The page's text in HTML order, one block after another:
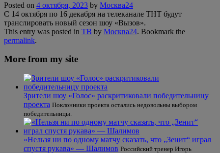
Posted on 4 октября, 2023 by Москва24
С 14 октября по 16 декабря на телеканале ТНТ будут
транслировать новый сезон шоу «Вызов».
This entry was posted in ТВ by Москва24. Bookmark the
permalink.
More from my site
Зрители шоу «Голос» раскритиковали победительницу
проекта Поклонники проекта остались недовольны выбором
победительницы.
«Нельзя ни по одному матчу сказать, что „Зенит“ играл
спустя рукава» — Шалимов Российский тренер Игорь